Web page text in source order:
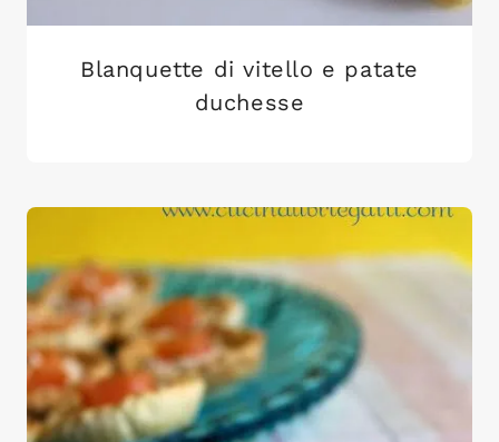
Blanquette di vitello e patate
duchesse